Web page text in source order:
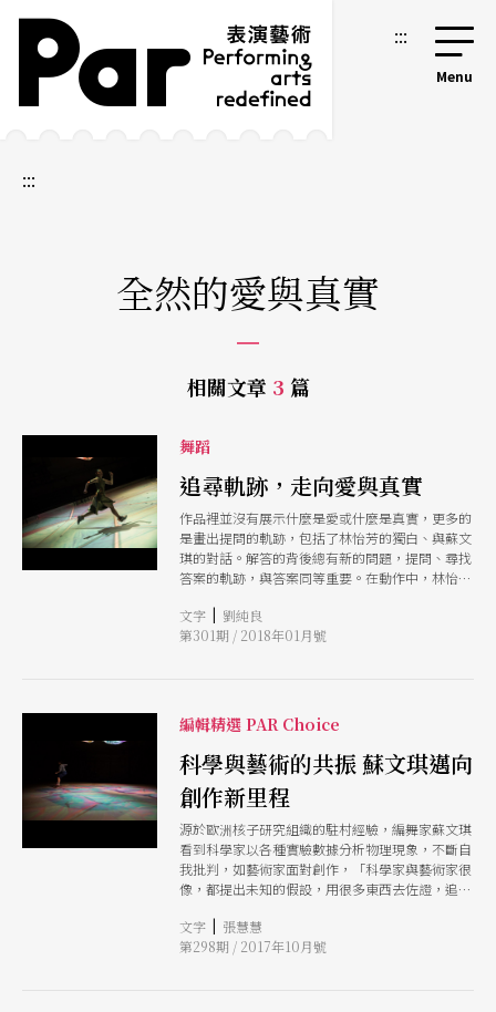
跳到主要內容區塊
網站導覽 :::
:::
全然的愛與真實
相關文章 3 篇
舞蹈
追尋軌跡，走向愛與真實
作品裡並沒有展示什麼是愛或什麼是真實，更多的
是畫出提問的軌跡，包括了林怡芳的獨白、與蘇文
琪的對話。解答的背後總有新的問題，提問、尋找
答案的軌跡，與答案同等重要。在動作中，林怡芳
這個動態「是這樣嗎？會去什麼地方？」。動作已
定，可動向仍是未知，我看到了兩種方向與時間：
文字 | 劉純良
第301期 / 2018年01月號
編輯精選 PAR Choice
科學與藝術的共振 蘇文琪邁向
創作新里程
源於歐洲核子研究組織的駐村經驗，編舞家蘇文琪
看到科學家以各種實驗數據分析物理現象，不斷自
我批判，如藝術家面對創作，「科學家與藝術家很
像，都提出未知的假設，用很多東西去佐證，追求
中，粒子是科學家們的單位，蘇文琪也試圖將舞台
元素分解為最小單位，《全然的愛與真實》回應了
文字 | 張慧慧
第298期 / 2017年10月號